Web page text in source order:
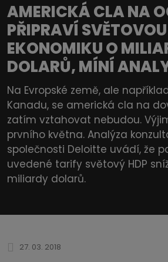
AMERICKÁ CLA NA
PŘIPRAVÍ SVĚTOVOU
EKONOMIKU O
DOLARŮ, MÍNÍ
Na Evropské země, ale
Kanadu, se americká cla na
zatím vztahovat nebudou.
prvního května. Analýza
společnosti Deloitte uvádí, že
uvedené tarify světový HDP
miliardy dolarů.
27. 03. 2018